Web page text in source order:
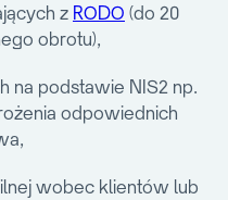
z RODO (do 20
obrotu),
na podstawie NIS2 np.
odpowiednich
wobec klientów lub